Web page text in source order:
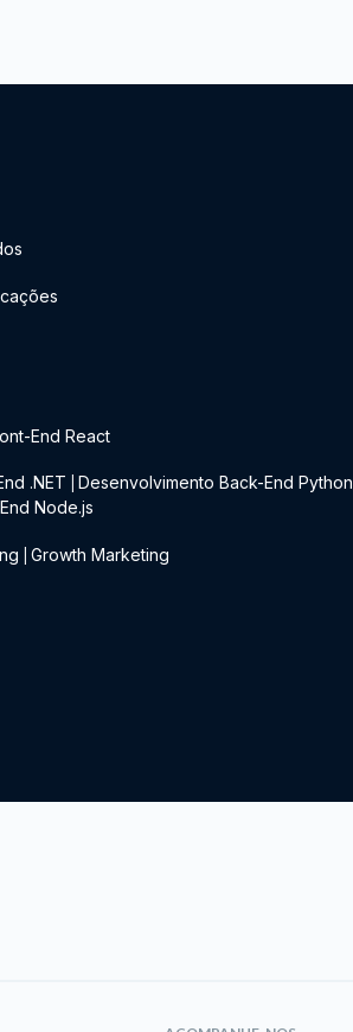
End React
.NET Desenvolvimento Back-End Python
Node.js
Growth Marketing